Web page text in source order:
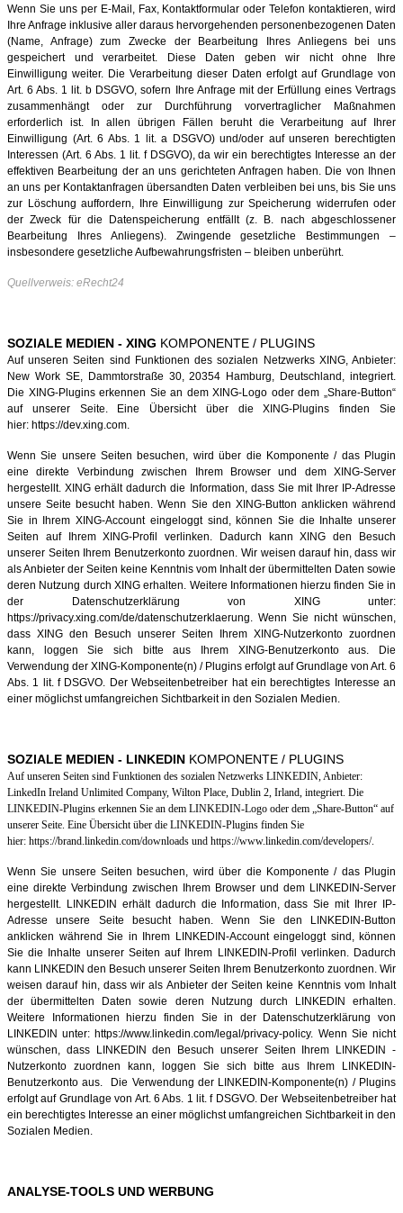
Wenn Sie uns per E-Mail, Fax, Kontaktformular oder Telefon kontaktieren, wird
Ihre Anfrage inklusive aller daraus hervorgehenden personenbezogenen Daten
(Name, Anfrage) zum Zwecke der Bearbeitung Ihres Anliegens bei uns
gespeichert und verarbeitet. Diese Daten geben wir nicht ohne Ihre
Einwilligung weiter. Die Verarbeitung dieser Daten erfolgt auf Grundlage von
Art. 6 Abs. 1 lit. b DSGVO, sofern Ihre Anfrage mit der Erfüllung eines Vertrags
zusammenhängt oder zur Durchführung vorvertraglicher Maßnahmen
erforderlich ist. In allen übrigen Fällen beruht die Verarbeitung auf Ihrer
Einwilligung (Art. 6 Abs. 1 lit. a DSGVO) und/oder auf unseren berechtigten
Interessen (Art. 6 Abs. 1 lit. f DSGVO), da wir ein berechtigtes Interesse an der
effektiven Bearbeitung der an uns gerichteten Anfragen haben. Die von Ihnen
an uns per Kontaktanfragen übersandten Daten verbleiben bei uns, bis Sie uns
zur Löschung auffordern, Ihre Einwilligung zur Speicherung widerrufen oder
der Zweck für die Datenspeicherung entfällt (z. B. nach abgeschlossener
Bearbeitung Ihres Anliegens). Zwingende gesetzliche Bestimmungen –
insbesondere gesetzliche Aufbewahrungsfristen – bleiben unberührt.
Quellverweis: eRecht24
SOZIALE MEDIEN - XING KOMPONENTE / PLUGINS
Auf unseren Seiten sind Funktionen des sozialen Netzwerks XING, Anbieter:
New Work SE, Dammtorstraße 30, 20354 Hamburg, Deutschland, integriert.
Die XING-Plugins erkennen Sie an dem XING-Logo oder dem „Share-Button“
auf unserer Seite. Eine Übersicht über die XING-Plugins finden Sie
hier: https://dev.xing.com.
Wenn Sie unsere Seiten besuchen, wird über die Komponente / das Plugin
eine direkte Verbindung zwischen Ihrem Browser und dem XING-Server
hergestellt. XING erhält dadurch die Information, dass Sie mit Ihrer IP-Adresse
unsere Seite besucht haben. Wenn Sie den XING-Button anklicken während
Sie in Ihrem XING-Account eingeloggt sind, können Sie die Inhalte unserer
Seiten auf Ihrem XING-Profil verlinken. Dadurch kann XING den Besuch
unserer Seiten Ihrem Benutzerkonto zuordnen. Wir weisen darauf hin, dass wir
als Anbieter der Seiten keine Kenntnis vom Inhalt der übermittelten Daten sowie
deren Nutzung durch XING erhalten. Weitere Informationen hierzu finden Sie in
der Datenschutzerklärung von XING unter:
https://privacy.xing.com/de/datenschutzerklaerung. Wenn Sie nicht wünschen,
dass XING den Besuch unserer Seiten Ihrem XING-Nutzerkonto zuordnen
kann, loggen Sie sich bitte aus Ihrem XING-Benutzerkonto aus. Die
Verwendung der XING-Komponente(n) / Plugins erfolgt auf Grundlage von Art. 6
Abs. 1 lit. f DSGVO. Der Webseitenbetreiber hat ein berechtigtes Interesse an
einer möglichst umfangreichen Sichtbarkeit in den Sozialen Medien.
SOZIALE MEDIEN - LINKEDIN KOMPONENTE / PLUGINS
Auf unseren Seiten sind Funktionen des sozialen Netzwerks LINKEDIN, Anbieter:
LinkedIn Ireland Unlimited Company, Wilton Place, Dublin 2, Irland, integriert. Die
LINKEDIN-Plugins erkennen Sie an dem LINKEDIN-Logo oder dem „Share-Button“ auf
unserer Seite. Eine Übersicht über die LINKEDIN-Plugins finden Sie
hier: https://brand.linkedin.com/downloads und https://www.linkedin.com/developers/.
Wenn Sie unsere Seiten besuchen, wird über die Komponente / das Plugin
eine direkte Verbindung zwischen Ihrem Browser und dem LINKEDIN-Server
hergestellt. LINKEDIN erhält dadurch die Information, dass Sie mit Ihrer IP-
Adresse unsere Seite besucht haben. Wenn Sie den LINKEDIN-Button
anklicken während Sie in Ihrem LINKEDIN-Account eingeloggt sind, können
Sie die Inhalte unserer Seiten auf Ihrem LINKEDIN-Profil verlinken. Dadurch
kann LINKEDIN den Besuch unserer Seiten Ihrem Benutzerkonto zuordnen. Wir
weisen darauf hin, dass wir als Anbieter der Seiten keine Kenntnis vom Inhalt
der übermittelten Daten sowie deren Nutzung durch LINKEDIN erhalten.
Weitere Informationen hierzu finden Sie in der Datenschutzerklärung von
LINKEDIN unter: https://www.linkedin.com/legal/privacy-policy. Wenn Sie nicht
wünschen, dass LINKEDIN den Besuch unserer Seiten Ihrem LINKEDIN -
Nutzerkonto zuordnen kann, loggen Sie sich bitte aus Ihrem LINKEDIN-
Benutzerkonto aus. Die Verwendung der LINKEDIN-Komponente(n) / Plugins
erfolgt auf Grundlage von Art. 6 Abs. 1 lit. f DSGVO. Der Webseitenbetreiber hat
ein berechtigtes Interesse an einer möglichst umfangreichen Sichtbarkeit in den
Sozialen Medien.
ANALYSE-TOOLS UND WERBUNG